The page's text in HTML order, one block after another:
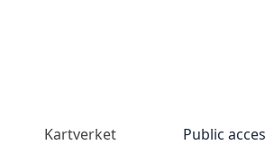
Kartverket Public